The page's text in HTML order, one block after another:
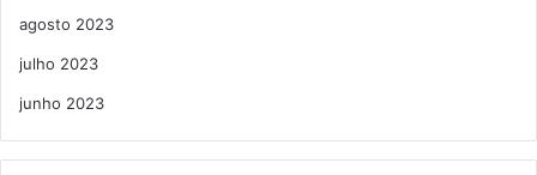
agosto 2023
julho 2023
junho 2023